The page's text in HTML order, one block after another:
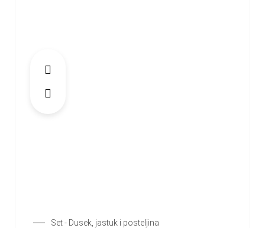
Set - Dusek, jastuk i posteljina